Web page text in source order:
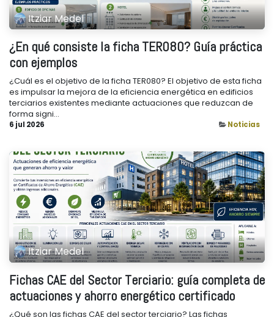
Itziar Medel
¿En qué consiste la ficha TER080? Guía práctica
con ejemplos
¿Cuál es el objetivo de la ficha TER080? El objetivo de esta ficha
es impulsar la mejora de la eficiencia energética en edificios
terciarios existentes mediante actuaciones que reduzcan de
forma signi...
6 jul 2026 Noticias
Itziar Medel
Fichas CAE del Sector Terciario: guía completa de
actuaciones y ahorro energético certificado
¿Qué son las fichas CAE del sector terciario? Las fichas